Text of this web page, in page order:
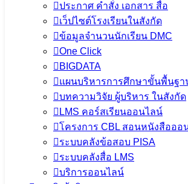
ประกาศ คำสั่ง เอกสาร สื่อ
เว็ปไซต์โรงเรียนในสังกัด
ข้อมูลจำนวนนักเรียน DMC
One Click
BIGDATA
แผนบริหารการศึกษาขั้นพื้นฐา
บทความวิจัย ผู้บริหาร ในสังกัด
LMS คอร์สเรียนออนไลน์
โครงการ CBL สอนหนังสือออ
ระบบคลังข้อสอบ PISA
ระบบคลังสื่อ LMS
บริการออนไลน์
NET) ชั้นมัธยมศึกษาปีที่ 3 ปีก
2566 ศูนย์สอบสำนักงานเขต
ศึกษามัธยมศึกษาเชียงราย
11 กุมภาพันธ์ 202411 กุมภาพันธ์ 2024
SESAOCR
ข่าวประชาสัมพันธ์ สพม.เชีย